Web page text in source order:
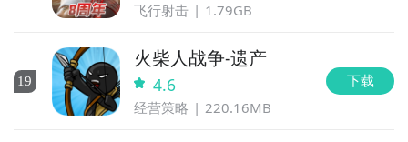
飞行射击 1.79GB
19
火柴人战争-遗产
4.6
经营策略 220.16MB
下载